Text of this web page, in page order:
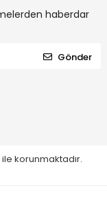
haberdar
Gönder
ile korunmaktadır.